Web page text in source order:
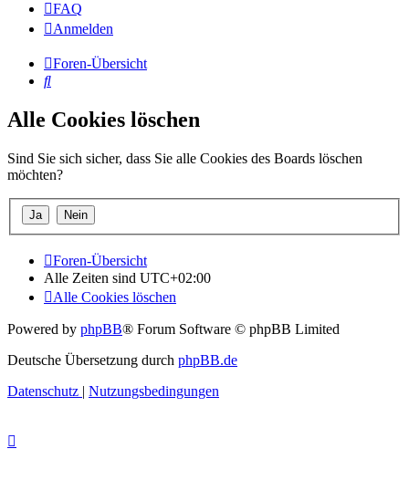
FAQ
Anmelden
Foren-Übersicht
Suche
Alle Cookies löschen
Sind Sie sich sicher, dass Sie alle Cookies des Boards löschen
möchten?
Foren-Übersicht
Alle Zeiten sind UTC+02:00
Alle Cookies löschen
Powered by phpBB® Forum Software © phpBB Limited
Deutsche Übersetzung durch phpBB.de
Datenschutz | Nutzungsbedingungen